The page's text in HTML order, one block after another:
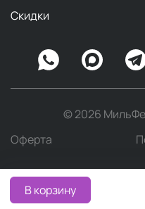
В корзину
Скидки
© 2026
Оферта